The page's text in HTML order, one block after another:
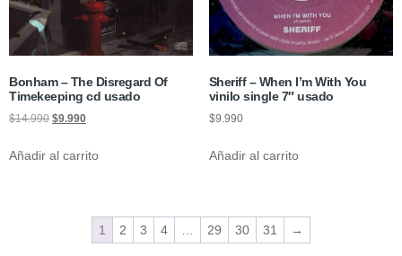
Bonham – The Disregard Of
Timekeeping cd usado
$14.990 $9.990
Añadir al carrito
Sheriff – When I’m With You
vinilo single 7″ usado
$9.990
Añadir al carrito
1 2 3 4 29 30 31 →